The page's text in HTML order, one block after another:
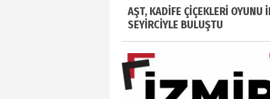
AŞT, KADİFE ÇİÇEKLERİ OYUNU
SEYİRCİYLE BULUŞTU